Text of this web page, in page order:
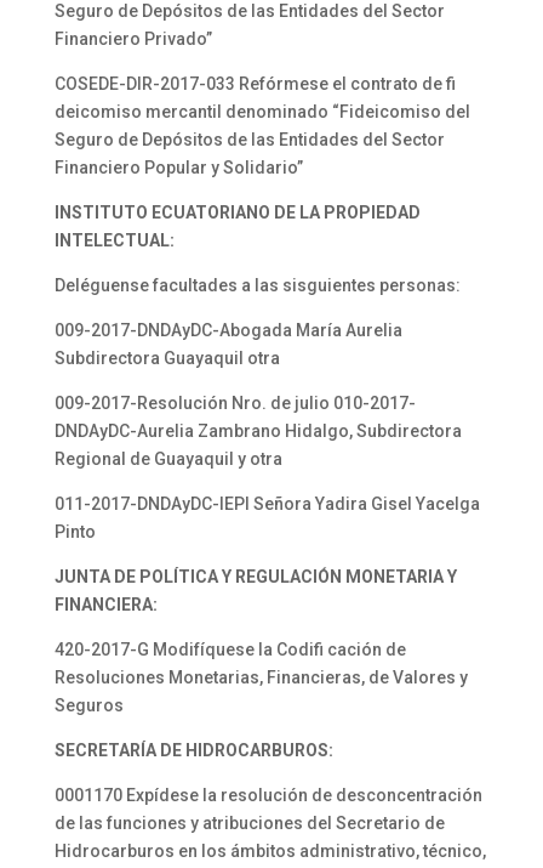
Seguro de Depósitos de las Entidades del Sector
Financiero Privado”
COSEDE-DIR-2017-033 Refórmese el contrato de fi
deicomiso mercantil denominado “Fideicomiso del
Seguro de Depósitos de las Entidades del Sector
Financiero Popular y Solidario”
INSTITUTO ECUATORIANO DE LA PROPIEDAD
INTELECTUAL:
Deléguense facultades a las sisguientes personas:
009-2017-DNDAyDC-Abogada María Aurelia
Subdirectora Guayaquil otra
009-2017-Resolución Nro. de julio 010-2017-
DNDAyDC-Aurelia Zambrano Hidalgo, Subdirectora
Regional de Guayaquil y otra
011-2017-DNDAyDC-IEPI Señora Yadira Gisel Yacelga
Pinto
JUNTA DE POLÍTICA Y REGULACIÓN MONETARIA Y
FINANCIERA:
420-2017-G Modifíquese la Codifi cación de
Resoluciones Monetarias, Financieras, de Valores y
Seguros
SECRETARÍA DE HIDROCARBUROS:
0001170 Expídese la resolución de desconcentración
de las funciones y atribuciones del Secretario de
Hidrocarburos en los ámbitos administrativo, técnico,